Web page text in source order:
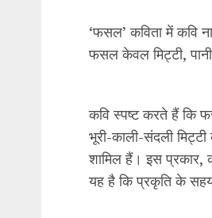
‘फसल’ कविता में कवि
फसल केवल मिट्टी,
कवि स्पष्ट करते हैं कि
भूरी-काली-संदली
शामिल हैं। इस प्रकार,
यह है कि प्रकृति के